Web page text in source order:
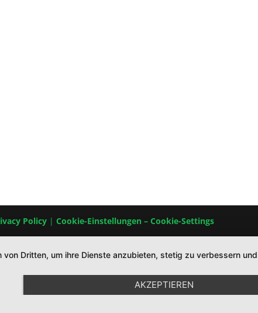
Policy |Cookie-Einstellungen – Cookie-Settings
Dritten, um ihre Dienste anzubieten, stetig zu verbessern
AKZEPTIEREN